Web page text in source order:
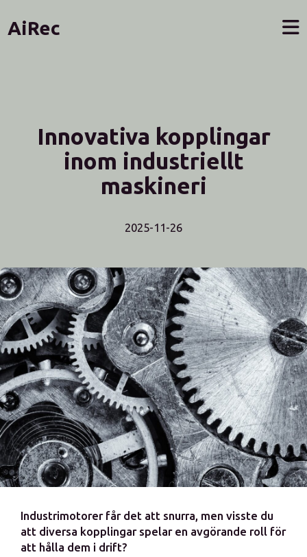
AiRec
Innovativa kopplingar
inom industriellt
maskineri
2025-11-26
Industrimotorer får det att snurra, men visste du
att diversa kopplingar spelar en avgörande roll för
att hålla dem i drift?